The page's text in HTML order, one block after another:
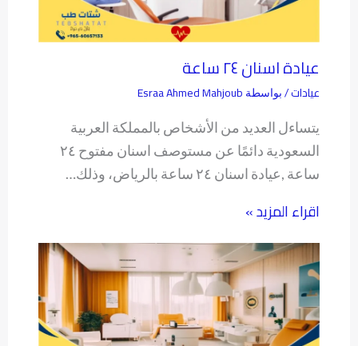
عيادة اسنان ٢٤ ساعة
عيادات/ بواسطة Esraa Ahmed Mahjoub
يتساءل العديد من الأشخاص بالمملكة العربية
السعودية دائمًا عن مستوصف اسنان مفتوح ٢٤
ساعة ,عيادة اسنان ٢٤ ساعة بالرياض، وذلك…
اقراء المزيد »